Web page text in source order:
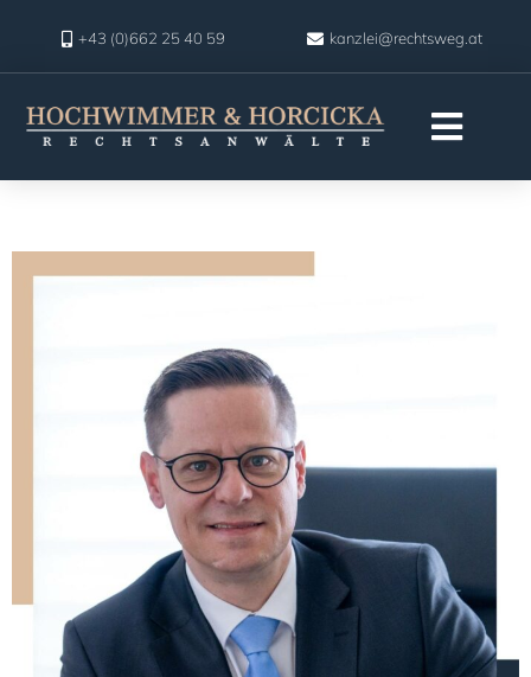
+43 (0)662 25 40 59 kanzlei@rechtsweg.at